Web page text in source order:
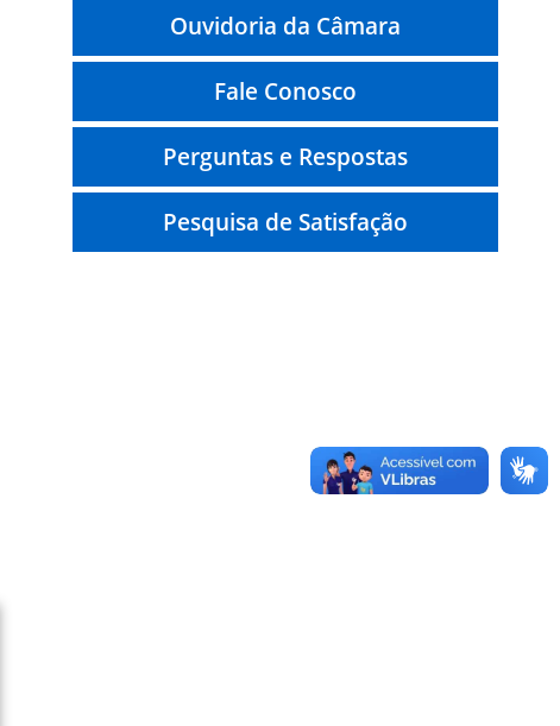
Ouvidoria da Câmara
Fale Conosco
Perguntas e Respostas
Pesquisa de Satisfação